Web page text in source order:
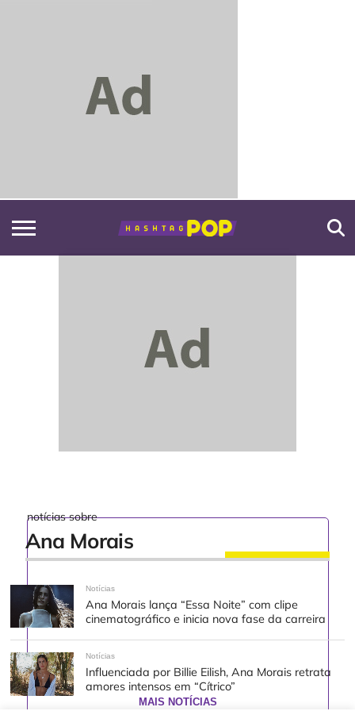
notícias sobre
Ana Morais
Notícias
Ana Morais lança “Essa Noite” com clipe
cinematográfico e inicia nova fase da carreira
Notícias
Influenciada por Billie Eilish, Ana Morais retrata
amores intensos em “Cítrico”
MAIS NOTÍCIAS